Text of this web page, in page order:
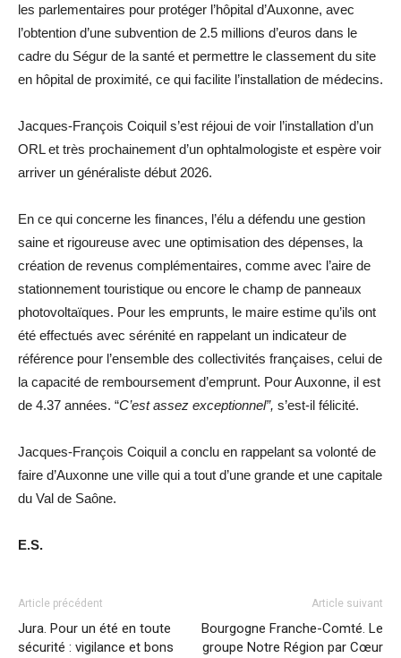
les parlementaires pour protéger l’hôpital d’Auxonne, avec
l’obtention d’une subvention de 2.5 millions d’euros dans le
cadre du Ségur de la santé et permettre le classement du site
en hôpital de proximité, ce qui facilite l’installation de médecins.
Jacques-François Coiquil s’est réjoui de voir l’installation d’un
ORL et très prochainement d’un ophtalmologiste et espère voir
arriver un généraliste début 2026.
En ce qui concerne les finances, l’élu a défendu une gestion
saine et rigoureuse avec une optimisation des dépenses, la
création de revenus complémentaires, comme avec l’aire de
stationnement touristique ou encore le champ de panneaux
photovoltaïques. Pour les emprunts, le maire estime qu’ils ont
été effectués avec sérénité en rappelant un indicateur de
référence pour l’ensemble des collectivités françaises, celui de
la capacité de remboursement d’emprunt. Pour Auxonne, il est
de 4.37 années. “C’est assez exceptionnel”, s’est-il félicité.
Jacques-François Coiquil a conclu en rappelant sa volonté de
faire d’Auxonne une ville qui a tout d’une grande et une capitale
du Val de Saône.
E.S.
Article précédent
Jura. Pour un été en toute
sécurité : vigilance et bons
Article suivant
Bourgogne Franche-Comté. Le
groupe Notre Région par Cœur